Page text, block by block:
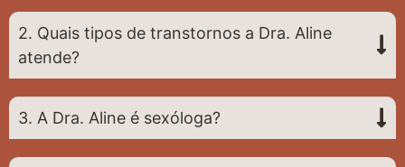
2. Quais tipos de transtornos a Dra. Aline
atende?
3. A Dra. Aline é sexóloga?